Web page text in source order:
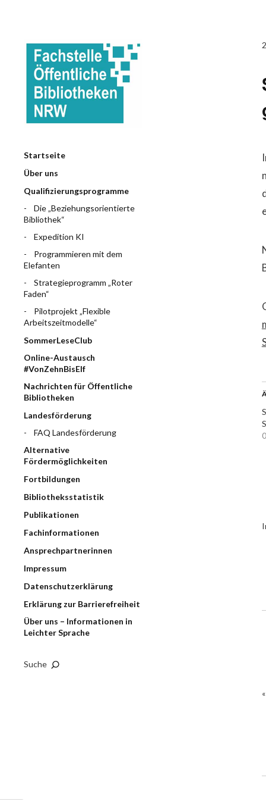
Startseite
Über uns
Qualifizierungsprogramme
Die „Beziehungsorientierte
Bibliothek“
Expedition KI
Programmieren mit dem
Elefanten
Strategieprogramm „Roter
Faden“
Pilotprojekt „Flexible
Arbeitszeitmodelle“
SommerLeseClub
Online-Austausch
#VonZehnBisElf
Nachrichten für Öffentliche
Bibliotheken
Landesförderung
FAQ Landesförderung
Alternative
Fördermöglichkeiten
Fortbildungen
Bibliotheksstatistik
Publikationen
Fachinformationen
Ansprechpartnerinnen
Impressum
Datenschutzerklärung
Erklärung zur Barrierefreiheit
Über uns – Informationen in
Leichter Sprache
Suche